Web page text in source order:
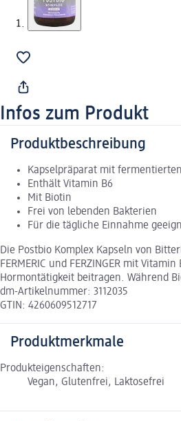
Infos zum Produkt
Produktbeschreibung
Kapselpräparat mit
Enthält Vitamin B6
Mit Biotin
Frei von lebenden Bakterien
Für die tägliche Einnahme
Die Postbio Komplex Kapseln von
FERMERIC und FERZINGER mit
Hormontätigkeit beitragen. Während
dm-Artikelnummer: 3112035
GTIN: 4260609512717
Produktmerkmale
Produkteigenschaften:
Vegan, Glutenfrei, Laktosefrei